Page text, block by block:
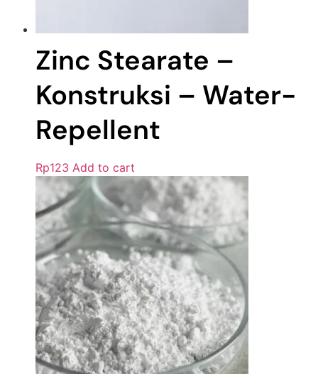
Zinc Stearate –
Konstruksi – Water-
Repellent
Rp123 Add to cart